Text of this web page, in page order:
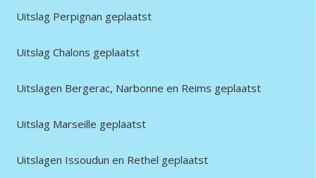
Uitslag Perpignan geplaatst
Uitslag Chalons geplaatst
Uitslagen Bergerac, Narbonne en Reims geplaatst
Uitslag Marseille geplaatst
Uitslagen Issoudun en Rethel geplaatst